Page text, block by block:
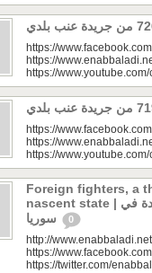
https://
https://
https://
https://
https://
https://
Foreign fighters, a
nascent state | المهاجرون.. عقدة الدولة الوليدة في
0
http://
https://
https://twitter.com/